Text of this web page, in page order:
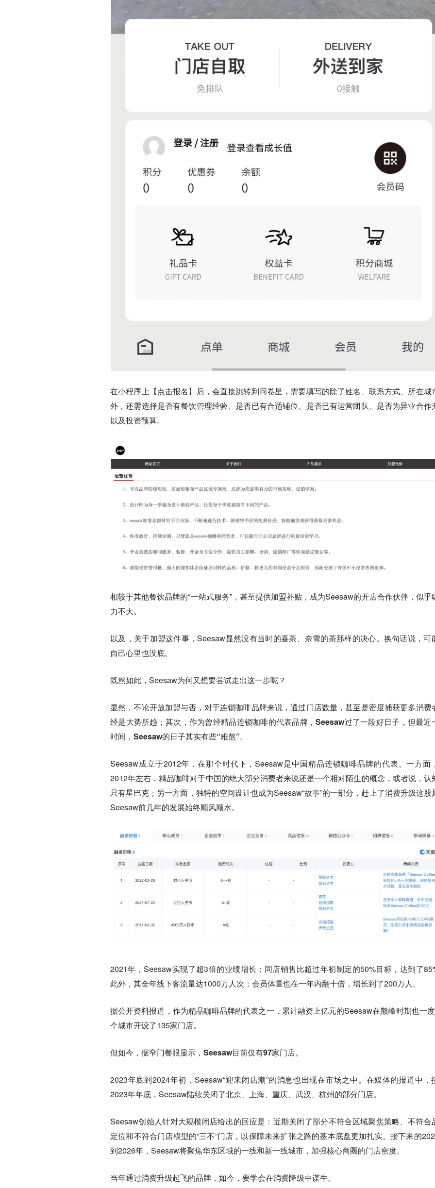
在小程序上【点击报名】后，会直接跳转到问卷星，需要填写的除了姓名、联系方式、所在城
外，还需选择是否有餐饮管理经验、是否已有合适铺位、是否已有运营团队、是否为异业合作
以及投资预算。
相较于其他餐饮品牌的“一站式服务”，甚至提供加盟补贴，成为Seesaw的开店合作伙伴，似乎
力不大。
以及，关于加盟这件事，Seesaw显然没有当时的喜茶、奈雪的茶那样的决心。换句话说，可
自己心里也没底。
既然如此，Seesaw为何又想要尝试走出这一步呢？
显然，不论开放加盟与否，对于连锁咖啡品牌来说，通过门店数量，甚至是密度捕获更多消费
经是大势所趋；其次，作为曾经精品连锁咖啡的代表品牌，Seesaw过了一段好日子，但最近
时间，Seesaw的日子其实有些“难熬”。
Seesaw成立于2012年，在那个时代下，Seesaw是中国精品连锁咖啡品牌的代表。一方面
2012年左右，精品咖啡对于中国的绝大部分消费者来说还是一个相对陌生的概念，或者说，认
只有星巴克；另一方面，独特的空间设计也成为Seesaw“故事”的一部分，赶上了消费升级这股
Seesaw前几年的发展始终顺风顺水。
2021年，Seesaw实现了超3倍的业绩增长；同店销售比超过年初制定的50%目标，达到了
此外，其全年线下客流量达1000万人次；会员体量也在一年内翻十倍，增长到了200万人。
据公开资料报道，作为精品咖啡品牌的代表之一，累计融资上亿元的Seesaw在巅峰时期也一
个城市开设了135家门店。
但如今，据窄门餐眼显示，Seesaw目前仅有97家门店。
2023年底到2024年初，Seesaw“迎来闭店潮”的消息也出现在市场之中。在媒体的报道中，
2023年年底，Seesaw陆续关闭了北京、上海、重庆、武汉、杭州的部分门店。
Seesaw创始人针对大规模闭店给出的回应是：近期关闭了部分不符合区域聚焦策略、不符合
定位和不符合门店模型的“三不”门店，以保障未来扩张之路的基本底盘更加扎实。接下来的
到2026年，Seesaw将聚焦华东区域的一线和新一线城市，加强核心商圈的门店密度。
当年通过消费升级起飞的品牌，如今，要学会在消费降级中谋生。